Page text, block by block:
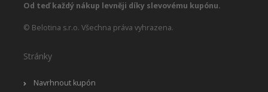
Od teď každý nákup levněji díky slevovému kupónu.
© Belotina s.r.o. Všechna práva vyhrazena.
Stránky
Navrhnout kupón